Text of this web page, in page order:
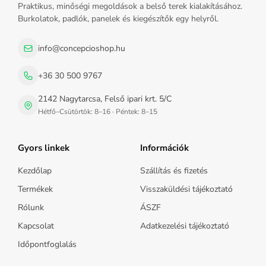
Praktikus, minőségi megoldások a belső terek kialakításához.
Burkolatok, padlók, panelek és kiegészítők egy helyről.
info@concepcioshop.hu
+36 30 500 9767
2142 Nagytarcsa, Felső ipari krt. 5/C
Hétfő–Csütörtök: 8–16 · Péntek: 8–15
Gyors linkek
Kezdőlap
Termékek
Rólunk
Kapcsolat
Időpontfoglalás
Információk
Szállítás és fizetés
Visszaküldési tájékoztató
ÁSZF
Adatkezelési tájékoztató